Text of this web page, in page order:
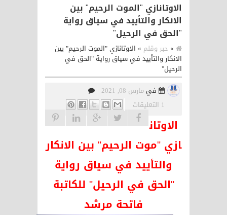
الاوتانازي "الموت الرحيم" بين
الانكار والتأييد في سياق رواية
"الحق في الرحيل"
» حبر وقلم » الاوتانازي "الموت الرحيم" بين
الانكار والتأييد في سياق رواية "الحق في
الرحيل"
فيمارس 08, 2021
1 التعليقات
الاوتان
ازي "موت الرحيم" بين الانكار
والتأييد في سياق رواية
"الحق في الرحيل" للكاتبة
فاتحة مرشد